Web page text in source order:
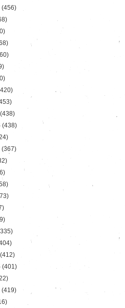
(456)
(438)
(438)
(367)
(412)
(401)
(419)